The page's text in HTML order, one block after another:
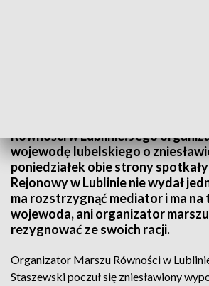
Równości w Lublinie. Jego
wojewodę lubelskiego o
poniedziałek obie strony spotkały
Rejonowy w Lublinie nie wydał
ma rozstrzygnąć mediator i ma na
wojewoda, ani organizator
rezygnować ze swoich racji.
Organizator Marszu Równości w
Staszewski poczuł się zniesławiony